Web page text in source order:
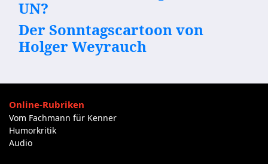
UN?
Der Sonntagscartoon von
Holger Weyrauch
Online-Rubriken
Vom Fachmann für Kenner
Humorkritik
Audio